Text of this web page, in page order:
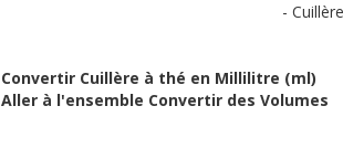
-
Convertir Cuillère à thé en Millilitre (ml)
Aller à l'ensemble Convertir des Volumes